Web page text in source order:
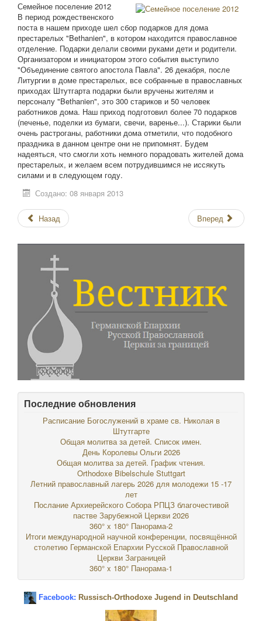
Семейное поселение 2012
В период рождественского
поста в нашем приходе шел сбор подарков для дома
престарелых "Bethanien", в котором находится православное
отделение. Подарки делали своими руками дети и родители.
Организатором и инициатором этого события выступило
"Объединение святого апостола Павла". 26 декабря, после
Литургии в доме престарелых, все собранные в православных
приходах Штутгарта подарки были вручены жителям и
персоналу "Bethanien", это 300 стариков и 50 человек
работников дома. Наш приход подготовил более 70 подарков
(печенье, поделки из бумаги, свечи, варенье...). Старики были
очень растроганы, работники дома отметили, что подобного
праздника в данном центре они не припомнят. Будем
надеяться, что смогли хоть немного порадовать жителей дома
престарелых, и желаем всем потрудившимся не иссякуть
силами и в следующем году.
Создано: 08 января 2013
Назад Вперед
Последние обновления
Расписание Богослужений в храме св. Николая в
Штутгарте
Общая молитва за детей. Список имен.
День Королевы Ольги 2026
Общая молитва за детей. График чтения.
Orthodoxe Bibelschule Stuttgart
Летний православный лагерь 2026 для молодежи 15 -17
лет
Послание Архиерейского Собора РПЦЗ благочестивой
пастве Зарубежной Церкви 2026
360° x 180° Панорама-2
Итоги международной научной конференции, посвящённой
столетию Германской Епархии Русской Православной
Церкви Заграницей
360° x 180° Панорама-1
Facebook: Russisch-Orthodoxe Jugend in Deutschland